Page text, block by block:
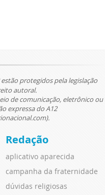
protegidos pela legislação
autoral.
de comunicação, eletrônico ou
expressa do A12
Redação
aplicativo aparecida
campanha da fraternidade
dúvidas religiosas